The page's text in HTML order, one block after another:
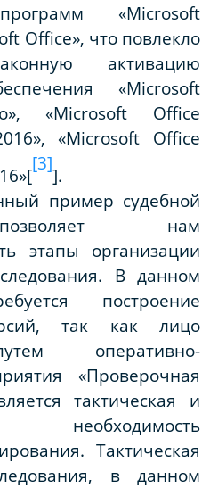
«Microsoft
Office», что повлекло
активацию
«Microsoft
«Microsoft Office
«Microsoft Office
[
[3]
].
судебной
нам
этапы организации
В данном
построение
так как лицо
оперативно-
«Проверочная
тактическая и
необходимость
Тактическая
в данном